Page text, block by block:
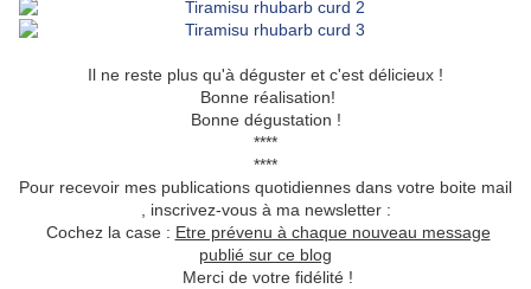
Il ne reste plus qu'à déguster et c'est délicieux !
Bonne réalisation!
Bonne dégustation !
****
****
Pour recevoir mes publications quotidiennes dans votre boite mail
, inscrivez-vous à ma newsletter :
Cochez la case : Etre prévenu à chaque nouveau message
publié sur ce blog
Merci de votre fidélité !